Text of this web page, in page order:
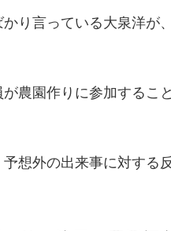
り言っている大泉洋が
が農園作りに参加する
想外の出来事に対する